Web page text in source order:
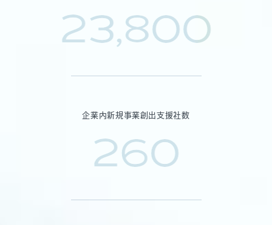
23,800
企業内新規事業創出支援社数
260